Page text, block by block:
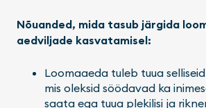
Nõuanded, mida tasub järgida
aedviljade kasvatamisel:
Loomaaeda tuleb tuua
mis oleksid söödavad ka
saata ega tuua plekilisi ja